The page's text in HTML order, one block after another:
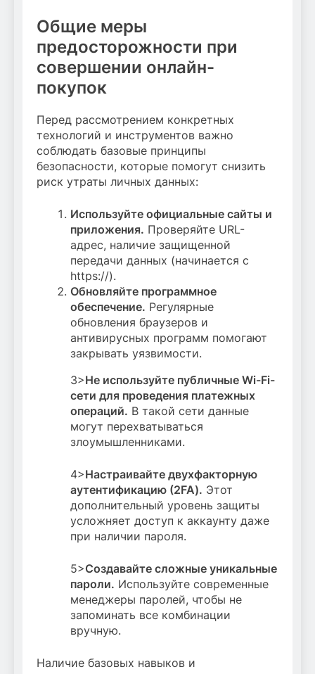
Общие меры
предосторожности при
совершении онлайн-
покупок
Перед рассмотрением конкретных
технологий и инструментов важно
соблюдать базовые принципы
безопасности, которые помогут снизить
риск утраты личных данных:
Используйте официальные сайты и
приложения. Проверяйте URL-
адрес, наличие защищенной
передачи данных (начинается с
https://).
Обновляйте программное
обеспечение. Регулярные
обновления браузеров и
антивирусных программ помогают
закрывать уязвимости.
3>Не используйте публичные Wi-Fi-
сети для проведения платежных
операций. В такой сети данные
могут перехватываться
злоумышленниками.
4>Настраивайте двухфакторную
аутентификацию (2FA). Этот
дополнительный уровень защиты
усложняет доступ к аккаунту даже
при наличии пароля.
5>Создавайте сложные уникальные
пароли. Используйте современные
менеджеры паролей, чтобы не
запоминать все комбинации
вручную.
Наличие базовых навыков и